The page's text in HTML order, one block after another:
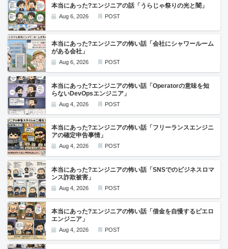
本当にあった?エンジニアの話「うらじゃ祭りの光と闇」
Aug 6, 2026 POST
本当にあった?エンジニアの怖い話「会社にシャワールーム
がある会社」
Aug 6, 2026 POST
本当にあった?エンジニアの怖い話「Operatorの意味を知
らないDevOpsエンジニア」
Aug 4, 2026 POST
本当にあった?エンジニアの怖い話「フリーランスエンジニ
アの確定申告事情」
Aug 4, 2026 POST
本当にあった?エンジニアの怖い話「SNSでのビジネスロマ
ンス詐欺被害」
Aug 4, 2026 POST
本当にあった?エンジニアの怖い話「借金を自慢するピエロ
エンジニア」
Aug 4, 2026 POST